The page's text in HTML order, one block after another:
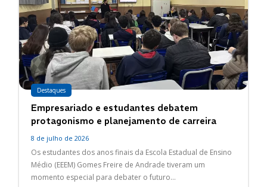
Destaques
Empresariado e estudantes debatem
protagonismo e planejamento de carreira
8 de julho de 2026
Os estudantes dos anos finais da Escola Estadual de Ensino
Médio (EEEM) Gomes Freire de Andrade tiveram um
momento especial para debater o futuro...